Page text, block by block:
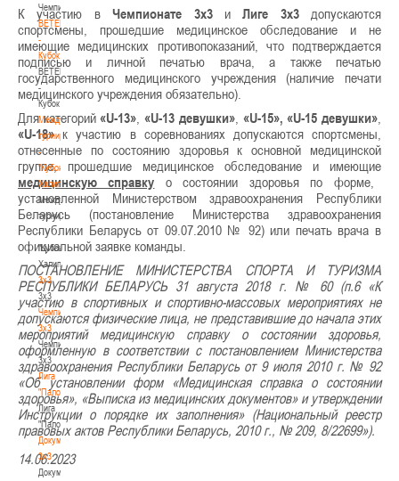
Чемпионат
BETERA
-
Кубок
BETERA
-
Кубок
Международный
турнир
-
"Кубок
Халипского"
Международный
турнир
-
"Кубок
Халипского"
3x3
3x3
Чемпионат
3х3
Чемпионат
3х3
Лига
"Палова"
Лига
"Палова"
Документы
3х3
Документы
К участию вЧемпионате 3х3и Лиге 3х3допускаются
спортсмены, прошедшие медицинское обследование и не
имеющие медицинских противопоказаний, что подтверждается
подписью и личной печатью врача, а также печатью
государственного медицинского учреждения (наличие печати
медицинского учреждения обязательно).
Для категорий«U-13» ,«U-13 девушки», «U-15», «U-15 девушки»
«U-18»к участию в соревнованиях допускаются спортсмены,
отнесенные по состоянию здоровья к основной медицинской
группе, прошедшие медицинское обследование и имеющие
медицинскую справку о состоянии здоровья по форме,
установленной Министерством здравоохранения Республики
Беларусь (постановление Министерства здравоохранения
Республики Беларусь от 09.07.2010 № 92) или печать врача в
официальной заявке команды.
ПОСТАНОВЛЕНИЕ МИНИСТЕРСТВА СПОРТА И ТУРИЗМА
РЕСПУБЛИКИ БЕЛАРУСЬ 31 августа 2018 г. № 60 (п.6 «К
участию в спортивных и спортивно-массовых мероприятиях не
допускаются физические лица, не представившие до начала этих
мероприятий медицинскую справку о состоянии здоровья,
оформленную в соответствии с постановлением Министерства
здравоохранения Республики Беларусь от 9 июля 2010 г. № 92
«Об установлении форм «Медицинская справка о состоянии
здоровья», «Выписка из медицинских документов» и утверждении
Инструкции о порядке их заполнения» (Национальный реестр
правовых актов Республики Беларусь, 2010 г., № 209, 8/22699»).
14.06.2023